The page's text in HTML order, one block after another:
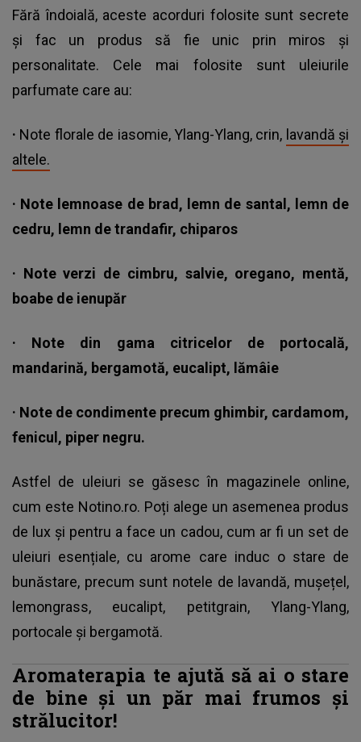
Fără îndoială, aceste acorduri folosite sunt secrete
și fac un produs să fie unic prin miros și
personalitate. Cele mai folosite sunt uleiurile
parfumate care au:
· Note florale de iasomie, Ylang-Ylang, crin, lavandă și
altele.
· Note lemnoase de brad, lemn de santal, lemn de
cedru, lemn de trandafir, chiparos
· Note verzi de cimbru, salvie, oregano, mentă,
boabe de ienupăr
· Note din gama citricelor de portocală,
mandarină, bergamotă, eucalipt, lămâie
· Note de condimente precum ghimbir, cardamom,
fenicul, piper negru.
Astfel de uleiuri se găsesc în magazinele online,
cum este Notino.ro. Poți alege un asemenea produs
de lux și pentru a face un cadou, cum ar fi un set de
uleiuri esențiale, cu arome care induc o stare de
bunăstare, precum sunt notele de lavandă, mușețel,
lemongrass, eucalipt, petitgrain, Ylang-Ylang,
portocale și bergamotă.
Aromaterapia te ajută să ai o stare
de bine și un păr mai frumos și
strălucitor!